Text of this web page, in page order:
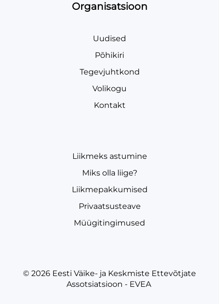
Organisatsioon
Uudised
Põhikiri
Tegevjuhtkond
Volikogu
Kontakt
Liikmeks astumine
Miks olla liige?
Liikmepakkumised
Privaatsusteave
Müügitingimused
© 2026 Eesti Väike- ja Keskmiste Ettevõtjate
Assotsiatsioon - EVEA